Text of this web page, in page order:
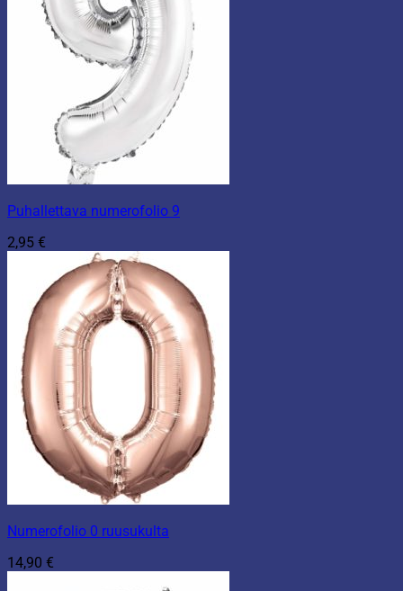
Puhallettava numerofolio 9
2,95 €
Numerofolio 0 ruusukulta
14,90 €